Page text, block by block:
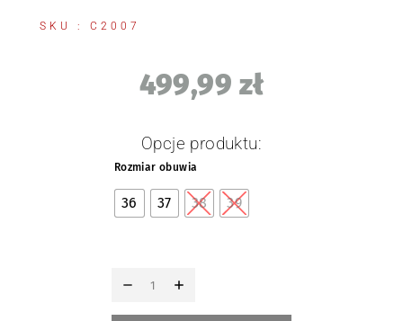
SKU : C2007
499,99 zł
Opcje produktu:
Rozmiar obuwia
36 37 38 39